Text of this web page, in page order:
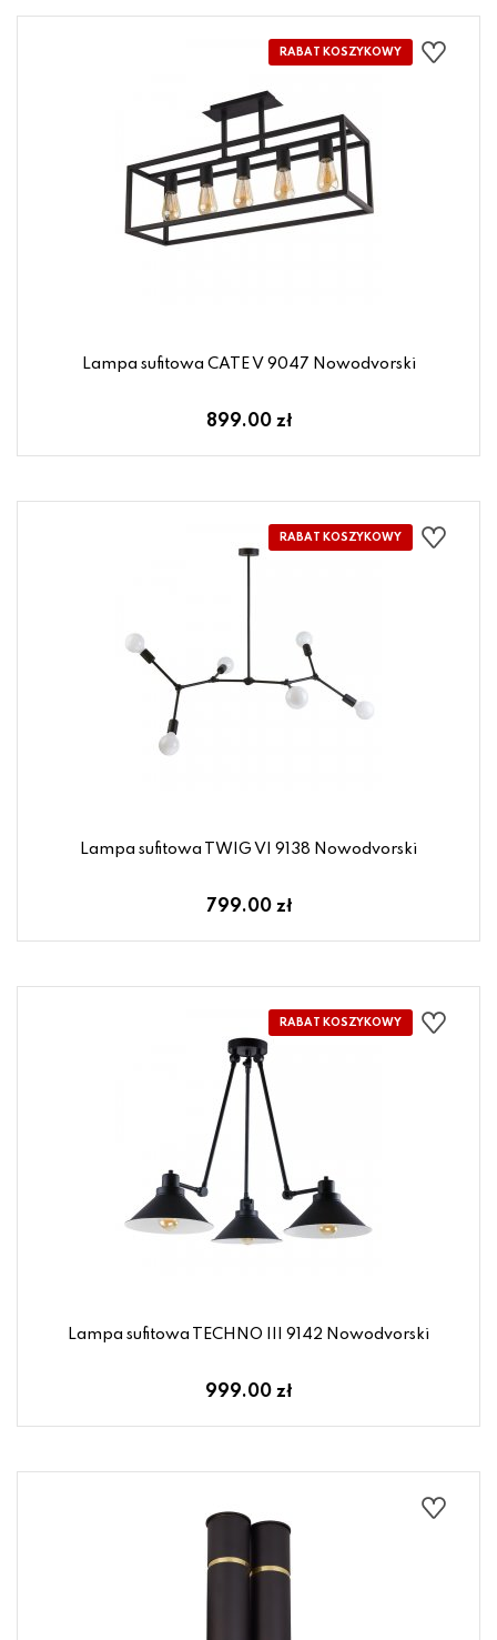
Lampa sufitowa CATE V 9047 Nowodvorski
899.00 zł
Lampa sufitowa TWIG VI 9138 Nowodvorski
799.00 zł
Lampa sufitowa TECHNO III 9142 Nowodvorski
999.00 zł